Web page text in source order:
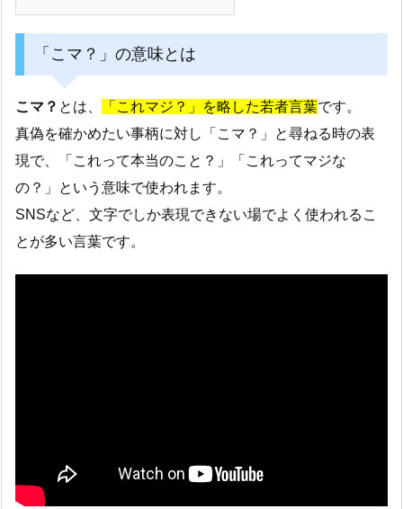
「こマ？」の意味とは
こマ？ とは、 「これマジ？」を略した若者言葉です。
真偽を確かめたい事柄に対し「こマ？」と尋ねる時の表
現で、「これって本当のこと？」「これってマジな
の？」という意味で使われます。
SNSなど、文字でしか表現できない場でよく使われるこ
とが多い言葉です。